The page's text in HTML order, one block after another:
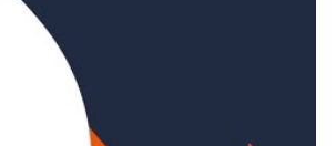
de la factura original.
por postergar el
de que